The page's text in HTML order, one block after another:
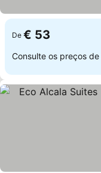
De € 53
Consulte os preços de